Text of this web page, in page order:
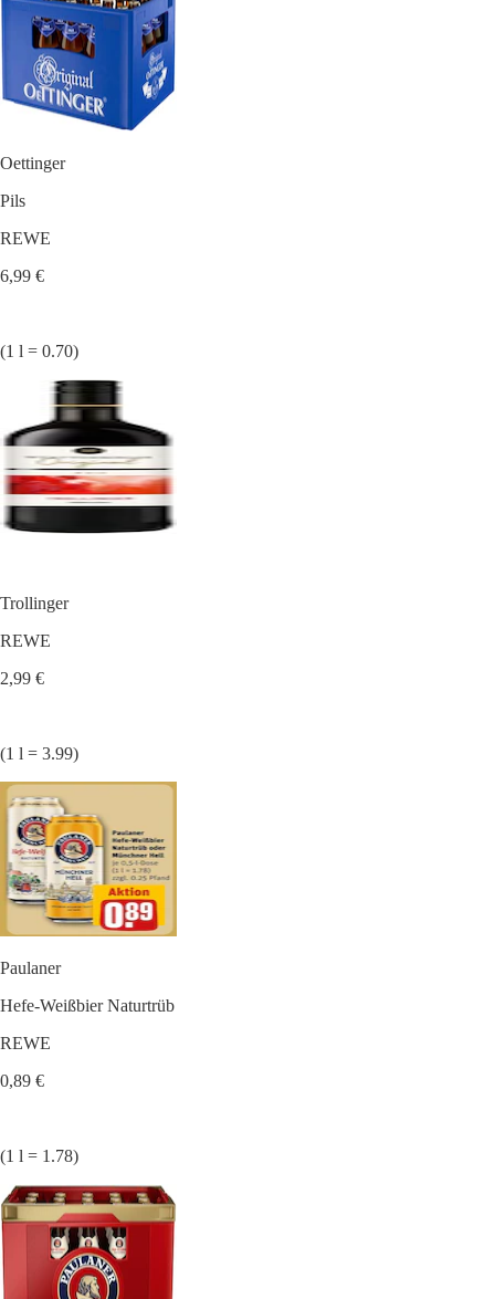
Oettinger
Pils
REWE
6,99 €
(1 l = 0.70)
Trollinger
REWE
2,99 €
(1 l = 3.99)
Paulaner
Hefe-Weißbier Naturtrüb
REWE
0,89 €
(1 l = 1.78)